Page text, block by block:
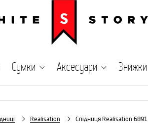
Сумки Аксесуари Знижки
Realisation Спідниця Realisation 6891